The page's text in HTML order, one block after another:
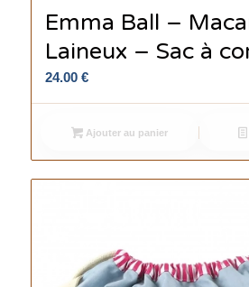
Emma Ball –
Laineux – Sac à
24.00 €
Ajouter au panier